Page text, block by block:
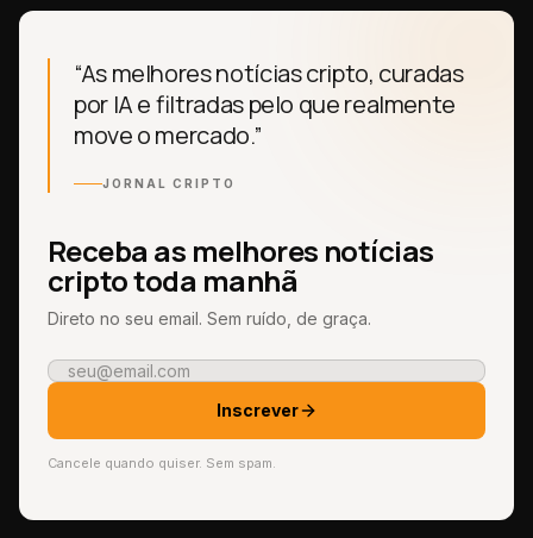
“As melhores notícias cripto, curadas
por IA e filtradas pelo que realmente
move o mercado.”
JORNAL CRIPTO
Receba as melhores notícias
cripto toda manhã
Direto no seu email. Sem ruído, de graça.
Inscrever
Cancele quando quiser. Sem spam.